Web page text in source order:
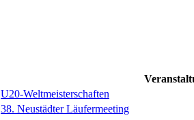
U20-Weltmeisterschaften
38. Neustädter Läufermeeting